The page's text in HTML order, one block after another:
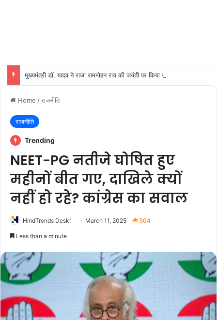
मुख्यमंत्री डॉ. यादव ने राजा राममोहन राय की जयंती पर किया नमन
Home /राजनीति
राजनीति
Trending
NEET-PG नतीजे घोषित हुए
महीनों बीत गए, दाखिले क्यों
नहीं हो रहे? कांग्रेस का सवाल
HindTrends Desk1 March 11, 2025 504
Less than a minute